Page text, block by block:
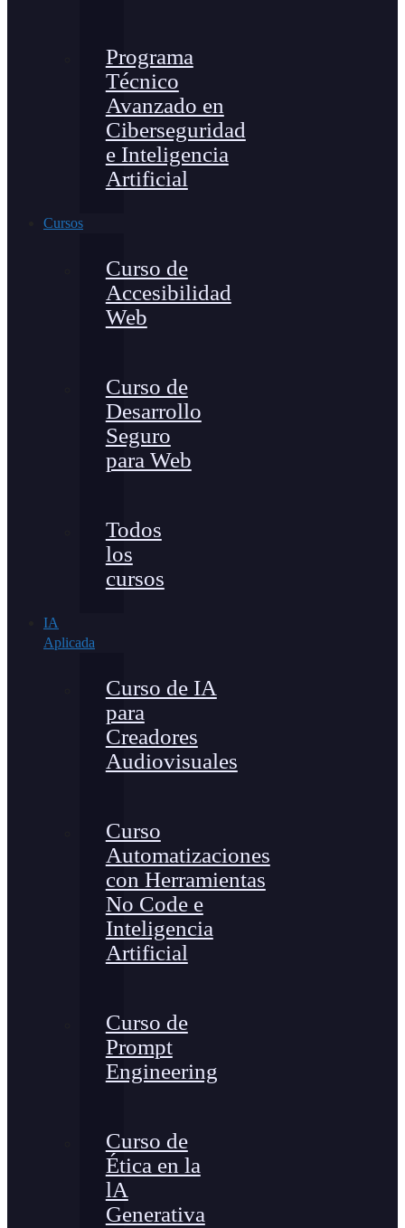
Programa
Técnico
Avanzado en
Ciberseguridad
e Inteligencia
Artificial
Cursos
Curso de
Accesibilidad
Web
Curso de
Desarrollo
Seguro
para Web
Todos
los
cursos
IA
Aplicada
Curso de IA
para
Creadores
Audiovisuales
Curso
Automatizaciones
con Herramientas
No Code e
Inteligencia
Artificial
Curso de
Prompt
Engineering
Curso de
Ética en la
lA
Generativa